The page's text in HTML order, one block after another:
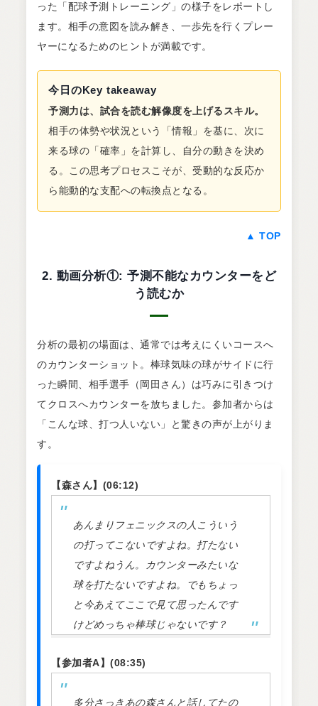
った「配球予測トレーニング」の様子をレポートし
ます。相手の意図を読み解き、一歩先を行くプレー
ヤーになるためのヒントが満載です。
今日のKey takeaway
予測力は、試合を読む解像度を上げるスキル。
相手の体勢や状況という「情報」を基に、次に
来る球の「確率」を計算し、自分の動きを決め
る。この思考プロセスこそが、受動的な反応か
ら能動的な支配への転換点となる。
▲ TOP
2. 動画分析①: 予測不能なカウンターをど
う読むか
分析の最初の場面は、通常では考えにくいコースへ
のカウンターショット。棒球気味の球がサイドに行
った瞬間、相手選手（岡田さん）は巧みに引きつけ
てクロスへカウンターを放ちました。参加者からは
「こんな球、打つ人いない」と驚きの声が上がりま
す。
【森さん】(06:12)
あんまりフェニックスの人こういう
の打ってこないですよね。打たない
ですよねうん。カウンターみたいな
球を打たないですよね。でもちょっ
と今あえてここで見て思ったんです
けどめっちゃ棒球じゃないです？
【参加者A】(08:35)
多分さっきあの森さんと話してたの